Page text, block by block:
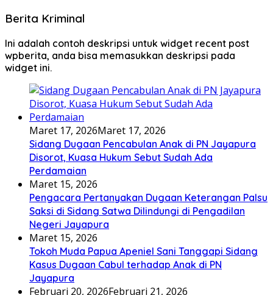
Berita Kriminal
Ini adalah contoh deskripsi untuk widget recent post
wpberita, anda bisa memasukkan deskripsi pada
widget ini.
Maret 17, 2026Maret 17, 2026
Sidang Dugaan Pencabulan Anak di PN Jayapura
Disorot, Kuasa Hukum Sebut Sudah Ada
Perdamaian
Maret 15, 2026
Pengacara Pertanyakan Dugaan Keterangan Palsu
Saksi di Sidang Satwa Dilindungi di Pengadilan
Negeri Jayapura
Maret 15, 2026
Tokoh Muda Papua Apeniel Sani Tanggapi Sidang
Kasus Dugaan Cabul terhadap Anak di PN
Jayapura
Februari 20, 2026Februari 21, 2026